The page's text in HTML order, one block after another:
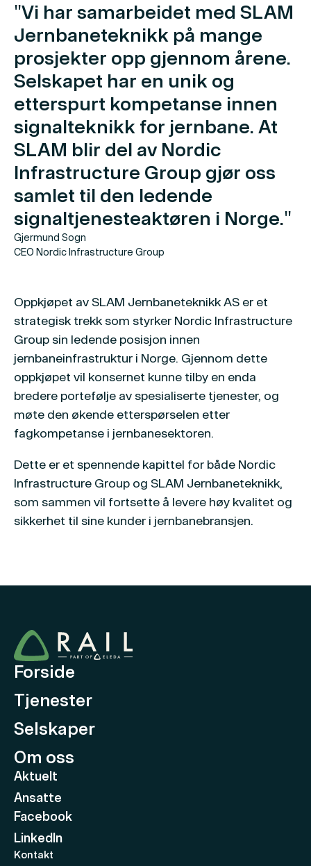
Gjermund Sogn
CEO Nordic Infrastructure Group
"Vi har samarbeidet med SLAM
Jernbaneteknikk på mange
prosjekter opp gjennom årene.
Selskapet har en unik og
etterspurt kompetanse innen
signalteknikk for jernbane. At
SLAM blir del av Nordic
Infrastructure Group gjør oss
samlet til den ledende
signaltjenesteaktøren i Norge."
Oppkjøpet av SLAM Jernbaneteknikk AS er et
strategisk trekk som styrker Nordic Infrastructure
Group sin ledende posisjon innen
jernbaneinfrastruktur i Norge. Gjennom dette
oppkjøpet vil konsernet kunne tilby en enda
bredere portefølje av spesialiserte tjenester, og
møte den økende etterspørselen etter
fagkompetanse i jernbanesektoren.
Dette er et spennende kapittel for både Nordic
Infrastructure Group og SLAM Jernbaneteknikk,
som sammen vil fortsette å levere høy kvalitet og
sikkerhet til sine kunder i jernbanebransjen.
Forside
Tjenester
Selskaper
Om oss
Aktuelt
Ansatte
Facebook
LinkedIn
Kontakt